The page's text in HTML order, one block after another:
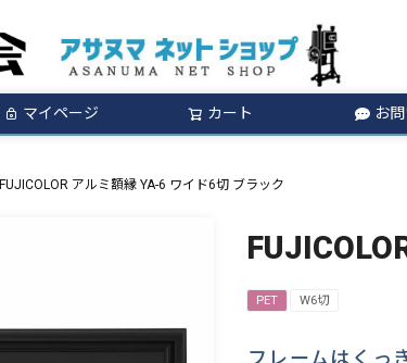
マイページ カート お検
FUJICOLOR アルミ額縁 YA-6 ワイド6切 ブラック
PET W6切
フレームはくっ